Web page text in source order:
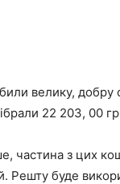
велику,
22 203, 00
частина з цих
Решту буде